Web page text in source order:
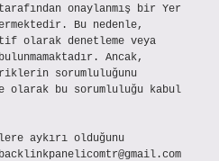
onaylanmış bir Yer
Bu nedenle,
olarak denetleme veya
Ancak,
sorumluluğunu
olarak bu sorumluluğu kabul
aykırı olduğunu
backlinkpanelicomtr@gmail.com